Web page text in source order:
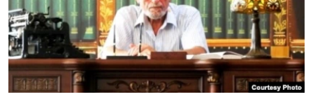
ПОБЕДИТЕЛЕЙ НЕ СУДЯТ?
КРЫМ.НЕПОКОРЕННЫЙ
ELIFBE
УКРАИНСКАЯ ПРОБЛЕМА КРЫМА
ПРИСОЕДИНЯЙТЕСЬ!